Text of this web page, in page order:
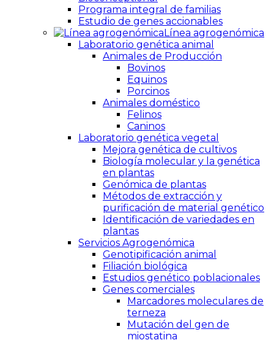
Programa integral de familias
Estudio de genes accionables
Línea agrogenómica
Laboratorio genética animal
Animales de Producción
Bovinos
Equinos
Porcinos
Animales doméstico
Felinos
Caninos
Laboratorio genética vegetal
Mejora genética de cultivos
Biología molecular y la genética
en plantas
Genómica de plantas
Métodos de extracción y
purificación de material genético
Identificación de variedades en
plantas
Servicios Agrogenómica
Genotipificación animal
Filiación biológica
Estudios genético poblacionales
Genes comerciales
Marcadores moleculares de
terneza
Mutación del gen de
miostatina